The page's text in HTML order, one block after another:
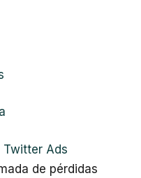
Ads
de pérdidas